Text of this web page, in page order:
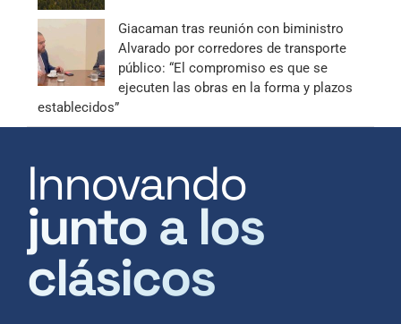
Giacaman tras reunión con biministro
Alvarado por corredores de transporte
público: “El compromiso es que se
ejecuten las obras en la forma y plazos
establecidos”
Innovando
junto a los
clásicos